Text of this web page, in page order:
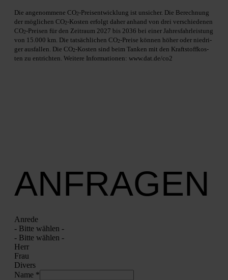
Die ange­nom­me­ne CO2-Preis­ent­wick­lung ist unsi­cher. Die Berech­nung
der mög­li­chen CO2-Kos­ten erfolgt daher anhand von drei ver­schie­de­nen
CO2-Prei­sen für den Zeit­raum 2027 bis 2036 bei einer Jah­res­fahr­leis­tung
von 15.000 km. Die tat­säch­li­chen CO2-Prei­se kön­nen höher oder nied­ri­
ger aus­fal­len. Die CO2-Kos­ten sind beim Tan­ken mit den Kraft­stoff­kos­
ten zu ent­rich­ten. Wei­te­re Infor­ma­tio­nen: www.dat.de/co2
ANFRAGEN
Anre­de
- Bit­te wäh­len -
- Bit­te wäh­len -
Herr
Frau
Divers
Name *